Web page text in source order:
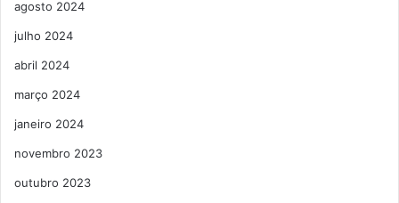
agosto 2024
julho 2024
abril 2024
março 2024
janeiro 2024
novembro 2023
outubro 2023